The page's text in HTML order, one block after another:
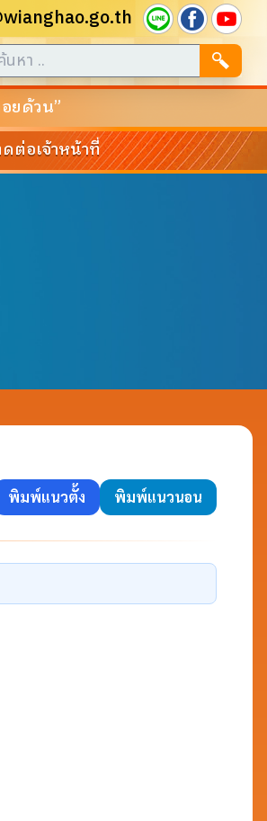
ยด้วน”
ต่อเจ้าหน้าที่
พิมพ์แนวตั้ง พิมพ์แนวนอน